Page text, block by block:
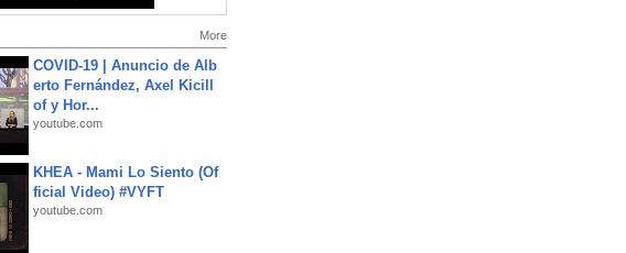
More
COVID-19 | Anuncio de Alb
erto Fernández, Axel Kicill
of y Hor...
youtube.com
KHEA - Mami Lo Siento (Of
ficial Video) #VYFT
youtube.com